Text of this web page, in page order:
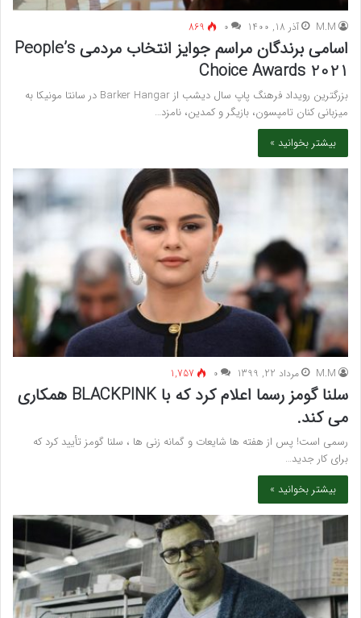
M.M آذر 18, 1400 ۰ 869
اسامی برندگان مراسم جوایز انتخاب مردمی People’s
Choice Awards 2021
بزرگترین رویداد فرهنگ پاپ سال دیشب از Barker Hangar در سانتا مونیکا به
میزبانی کنان تامپسون، بازیگر و کمدین، نامزد…
بیشتر بخوانید »
M.M مرداد 22, 1399 ۰ 1,757
سلنا گومز رسما اعلام کرد که با BLACKPINK همکاری
می کند.
رسمی است! پس از هفته ها شایعات و گمانه زنی ها ، سلنا گومز تأیید کرد که
برای کار جدید…
بیشتر بخوانید »